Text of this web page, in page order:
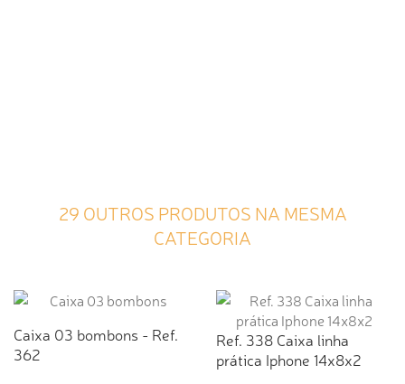
29 OUTROS PRODUTOS NA MESMA
CATEGORIA
Caixa 03 bombons - Ref.
362
Ref. 338 Caixa linha
prática Iphone 14x8x2